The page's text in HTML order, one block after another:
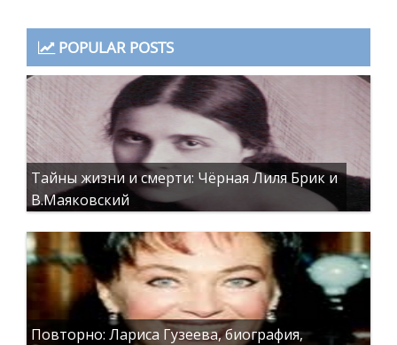
POPULAR POSTS
Тайны жизни и смерти: Чёрная Лиля Брик и
В.Маяковский
Повторно: Лариса Гузеева, биография,